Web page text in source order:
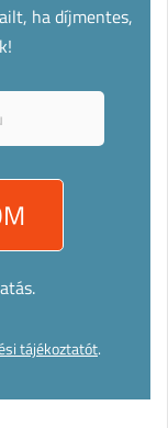
ha díjmentes,
tájékoztatót.